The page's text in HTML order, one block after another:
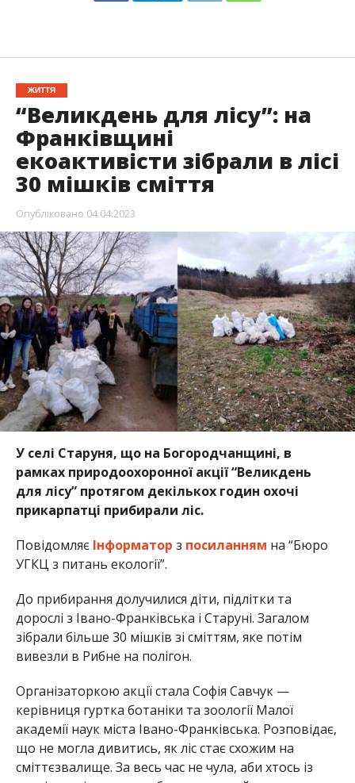
ЖИТТЯ
“Великдень для лісу”: на
Франківщині
екоактивісти зібрали в лісі
30 мішків сміття
Опубліковано 04.04.2023
У селі Старуня, що на Богородчанщині, в
рамках природоохоронної акції “Великдень
для лісу” протягом декількох годин охочі
прикарпатці прибирали ліс.
Повідомляє Інформатор з посиланням на “Бюро
УГКЦ з питань екології”.
До прибирання долучилися діти, підлітки та
дорослі з Івано-Франківська і Старуні. Загалом
зібрали більше 30 мішків зі сміттям, яке потім
вивезли в Рибне на полігон.
Організаторкою акції стала Софія Савчук —
керівниця гуртка ботаніки та зоології Малої
академії наук міста Івано-Франківська. Розповідає,
що не могла дивитись, як ліс стає схожим на
сміттєзвалище. За весь час не чула, аби хтось із